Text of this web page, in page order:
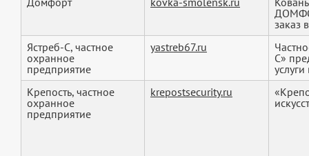
заказ
Ястреб-С, частное
охранное
предприятие
yastreb67.ru
С»
Крепость, частное
охранное
предприятие
krepostsecurity.ru